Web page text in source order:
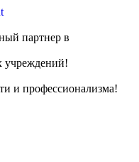
партнер в
учреждений!
и профессионализма!